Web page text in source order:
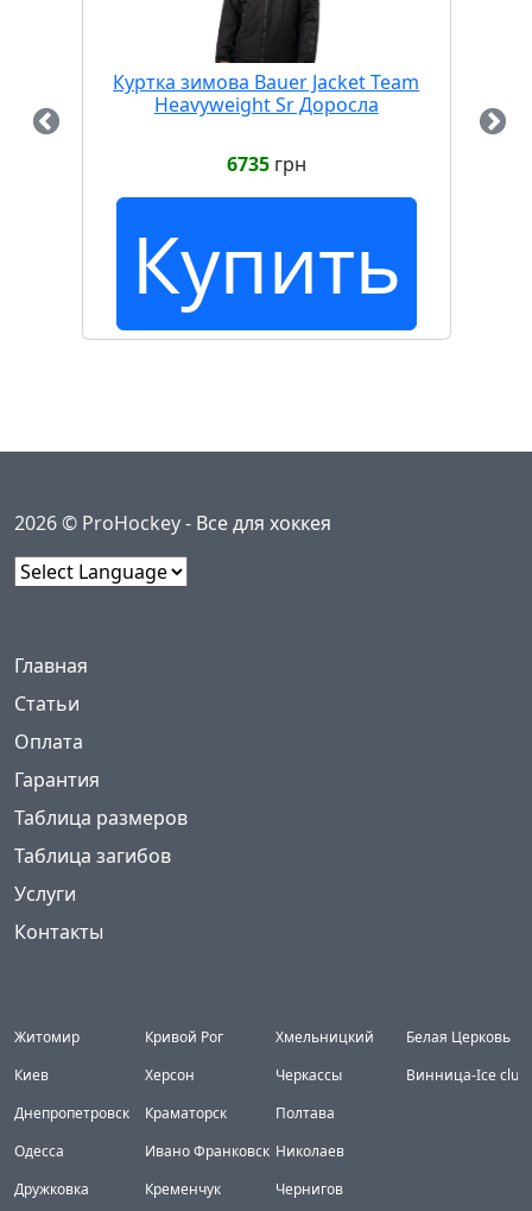
Куртка зимова Bauer Jacket Team
Heavyweight Sr Доросла
6735грн
Купить
2026 © ProHockey - Все для хоккея
Главная
Статьи
Оплата
Гарантия
Таблица размеров
Таблица загибов
Услуги
Контакты
Житомир
Киев
Днепропетровск
Одесса
Дружковка
Кривой Рог
Херсон
Краматорск
Ивано Франковск
Кременчук
Хмельницкий
Черкассы
Полтава
Николаев
Чернигов
Белая Церковь
Винница-Ice club